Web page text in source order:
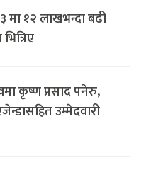
मा १२ लाखभन्दा बढी
कृष्ण प्रसाद पनेरु,
उम्मेदवारी